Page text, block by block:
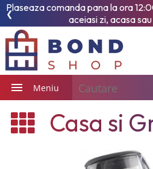
Plaseaza comanda pana la ora
aceiasi zi, acasa
❮
Meniu
Casa si